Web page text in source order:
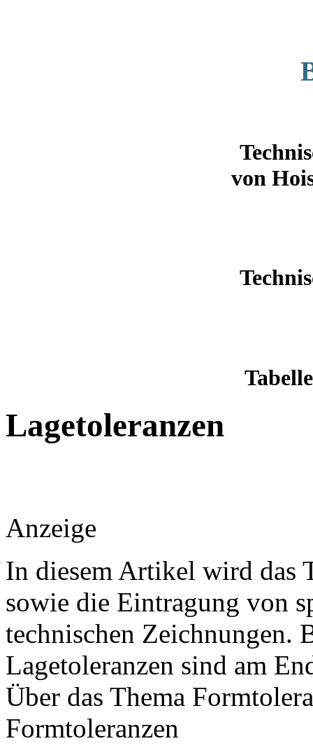
von
Lagetoleranzen
Anzeige
In diesem Artikel wird das
sowie die Eintragung von
technischen Zeichnungen.
Lagetoleranzen sind am
Über das Thema
Formtoleranzen